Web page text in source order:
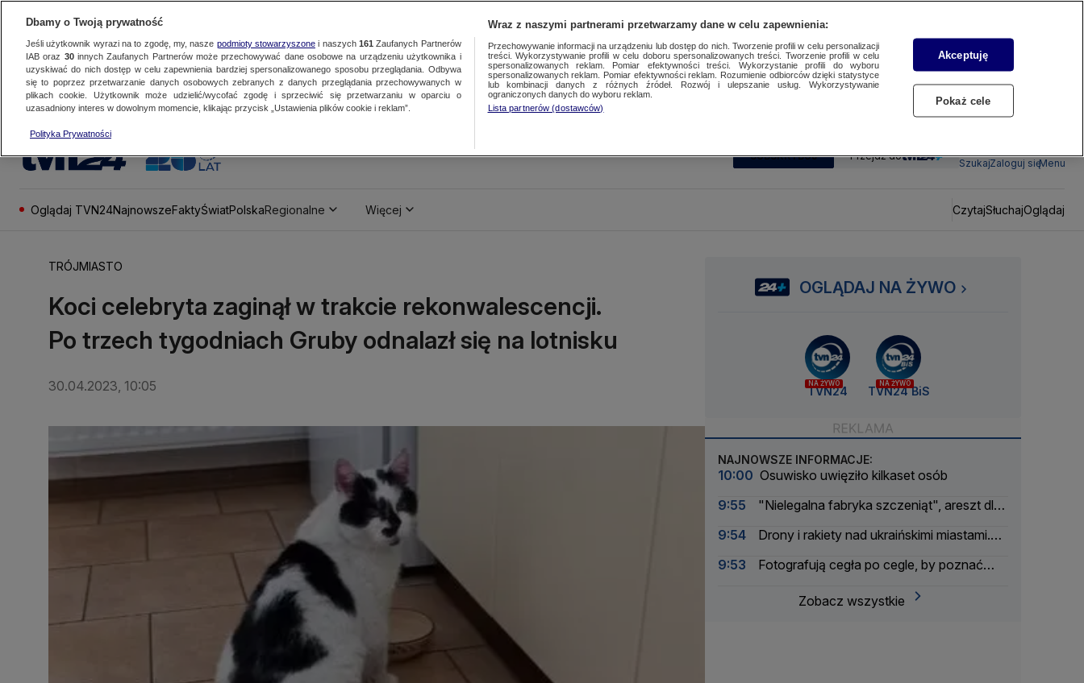
SUBSKRYBUJ Przejdź do
SzukajZaloguj sięMenu
Oglądaj TVN24NajnowszeFaktyŚwiatPolskaRegionalne Więcej CzytajSłuchajOglądaj
TRÓJMIASTO
Koci celebryta zaginął w trakcie rekonwalescencji.
Po trzech tygodniach Gruby odnalazł się na lotnisku
30.04.2023, 10:05
OGLĄDAJ NA ŻYWO
NA ŻYWO
TVN24
NA ŻYWO
TVN24 BiS
NAJNOWSZE INFORMACJE:
10:00 Osuwisko uwięziło kilkaset osób
9:55
"Nielegalna fabryka szczeniąt", areszt dla
9:54
Drony i rakiety nad ukraińskimi miastami.
9:53
Fotografują cegła po cegle, by poznać
Zobacz wszystkie
Dbamy o Twoją prywatność
Jeśli użytkownik wyrazi na to zgodę, my, nasze podmioty stowarzyszonei naszych 161 Zaufanych Partnerów
IAB oraz 30innych Zaufanych Partnerów może przechowywać dane osobowe na urządzeniu użytkownika i
uzyskiwać do nich dostęp w celu zapewnienia bardziej spersonalizowanego sposobu przeglądania. Odbywa
się to poprzez przetwarzanie danych osobowych zebranych z danych przeglądania przechowywanych w
plikach cookie. Użytkownik może udzielić/wycofać zgodę i sprzeciwić się przetwarzaniu w oparciu o
uzasadniony interes w dowolnym momencie, klikając przycisk „Ustawienia plików cookie i reklam”.
Polityka Prywatności
Wraz z naszymi partnerami przetwarzamy dane w celu zapewnienia:
Przechowywanie informacji na urządzeniu lub dostęp do nich. Tworzenie profili w celu personalizacji
treści. Wykorzystywanie profili w celu doboru spersonalizowanych treści. Tworzenie profili w celu
spersonalizowanych reklam. Pomiar efektywności treści. Wykorzystanie profili do wyboru
spersonalizowanych reklam. Pomiar efektywności reklam. Rozumienie odbiorców dzięki statystyce
lub kombinacji danych z różnych źródeł. Rozwój i ulepszanie usług. Wykorzystywanie
ograniczonych danych do wyboru reklam.
Lista partnerów (dostawców)
Akceptuję
Pokaż cele